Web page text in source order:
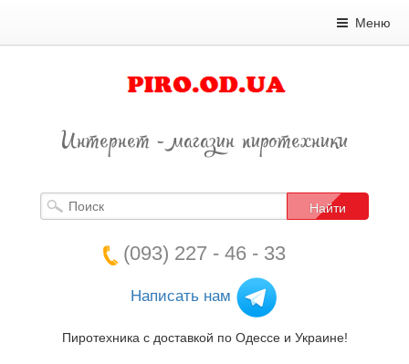
Меню
Интернет - магазин пиротехники
Найти
(093) 227 - 46 - 33
Написать нам
Пиротехника с доставкой по Одессе и Украине!